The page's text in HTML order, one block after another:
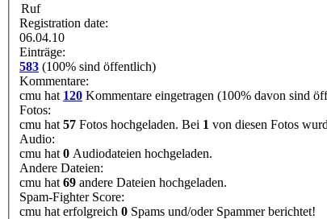
Ruf
Registration date:
06.04.10
Einträge:
583 (100% sind öffentlich)
Kommentare:
cmu hat 120 Kommentare eingetragen (100% davon sind
Fotos:
cmu hat 57 Fotos hochgeladen. Bei 1 von diesen Fotos
Audio:
cmu hat 0 Audiodateien hochgeladen.
Andere Dateien:
cmu hat 69 andere Dateien hochgeladen.
Spam-Fighter Score:
cmu hat erfolgreich 0 Spams und/oder Spammer berichtet!